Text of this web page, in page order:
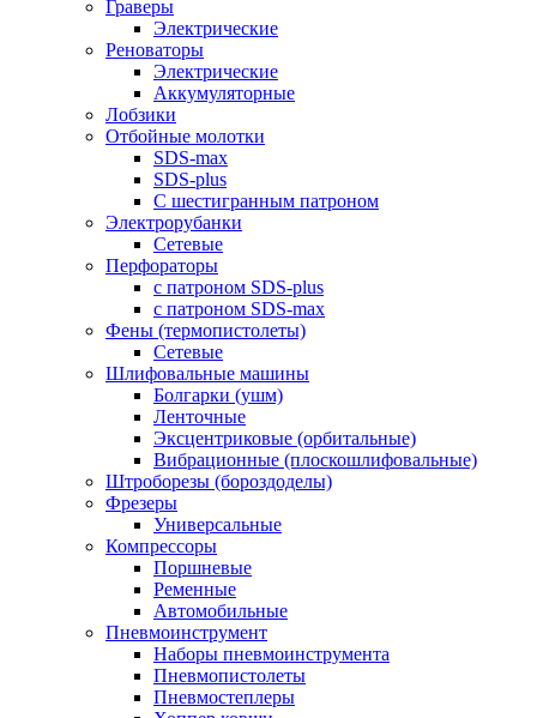
Граверы
Электрические
Реноваторы
Электрические
Аккумуляторные
Лобзики
Отбойные молотки
SDS-max
SDS-plus
С шестигранным патроном
Электрорубанки
Сетевые
Перфораторы
с патроном SDS-plus
с патроном SDS-max
Фены (термопистолеты)
Сетевые
Шлифовальные машины
Болгарки (ушм)
Ленточные
Эксцентриковые (орбитальные)
Вибрационные (плоскошлифовальные)
Штроборезы (бороздоделы)
Фрезеры
Универсальные
Компрессоры
Поршневые
Ременные
Автомобильные
Пневмоинструмент
Наборы пневмоинструмента
Пневмопистолеты
Пневмостеплеры